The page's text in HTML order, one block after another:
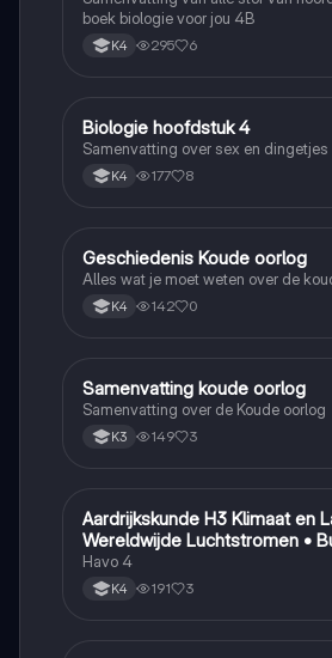
boek biologie voor jou 4B
K4 295 6
Biologie
Biologie hoofdstuk 4
Samenvatting over sex en dingetjes
K4 177 8
Geschiedenis
Geschiedenis Koude oorlog
Alles wat je moet weten over de
K4 142 0
Geschiedenis
Samenvatting koude oorlog
Samenvatting over de Koude oorlog
K3 149 3
Aardrijkskunde
Aardrijkskunde H3 Klimaat en
Wereldwijde Luchtstromen •
Havo 4
K4 191 3